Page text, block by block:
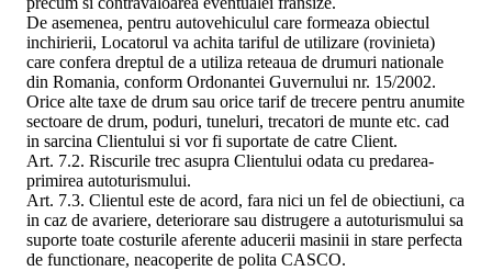
De asemenea, pentru autovehiculul care formeaza obiectul
inchirierii, Locatorul va achita tariful de utilizare (rovinieta)
care confera dreptul de a utiliza reteaua de drumuri nationale
din Romania, conform Ordonantei Guvernului nr. 15/2002.
Orice alte taxe de drum sau orice tarif de trecere pentru anumite
sectoare de drum, poduri, tuneluri, trecatori de munte etc. cad
in sarcina Clientului si vor fi suportate de catre Client.
Art. 7.2. Riscurile trec asupra Clientului odata cu predarea-
primirea autoturismului.
Art. 7.3. Clientul este de acord, fara nici un fel de obiectiuni, ca
in caz de avariere, deteriorare sau distrugere a autoturismului sa
suporte toate costurile aferente aducerii masinii in stare perfecta
de functionare, neacoperite de polita CASCO.